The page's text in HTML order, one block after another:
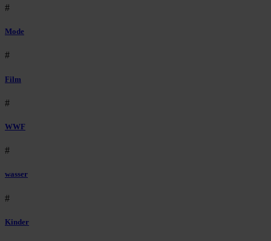
#
Mode
#
Film
#
WWF
#
wasser
#
Kinder